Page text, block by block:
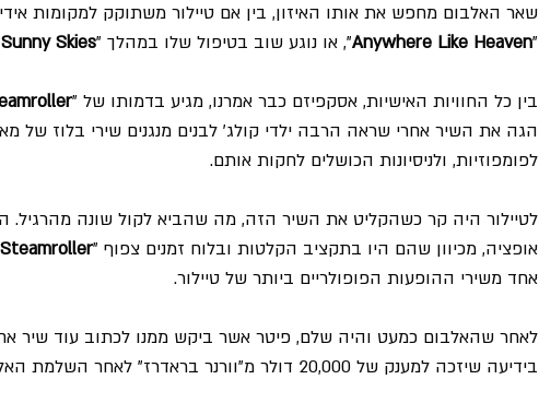
שאר האלבום מחפש את אותו האיזון, בין אם טיילור משתוקק למקומות
"
Anywhere Like Heaven", או נוגע שוב בטיפול שלו במהלך "Sunny Skies
בין כל החוויות האישיות, אסקפיזם כבר אמרנו, מגיע בדמותו של "
לפומפוזיות, ולניסיונות הכושלים לחקות אותם.
לטיילור היה קר כשהקליט את השיר הזה, מה שהביא לקול שונה מהרגיל.
אופציה, מכיוון שהם היו בתקציב הקלטות ובלוח זמנים צפוף "Steamroller
אחד משירי ההופעות הפופולריים ביותר של טיילור.
לאחר שהאלבום כמעט והיה שלם, פיטר אשר ביקש ממנו לכתוב עוד שיר
בידיעה שיזכה למענק של 20,000 דולר מ"וורנר בראדרז" לאחר השלמת האלבום.